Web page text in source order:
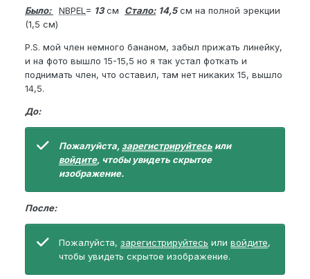
Было: NBPEL = 13см Стало: 14,5см на полной эрекции
(1,5 см)
P.S. мой член немного бананом, забыл прижать линейку,
и на фото вышло 15-15,5 но я так устал фоткать и
поднимать член, что оставил, там нет никаких 15, вышло
14,5.
До:
Пожалуйста, зарегистрируйтесь или
войдите, чтобы увидеть скрытое
изображение.
После:
Пожалуйста, зарегистрируйтесь или войдите,
чтобы увидеть скрытое изображение.